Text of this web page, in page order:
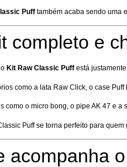
Puff também acaba sendo uma
completo e
Kit Raw Classic Puff está
como a lata Raw Click, o case
como o micro bong, o pipe AK 47 e
Puff se torna perfeito para
acompanha